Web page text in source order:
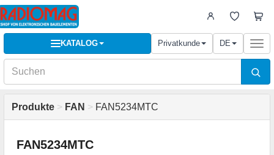
KATALOG Privatkunde DE
Produkte > FAN > FAN5234MTC
FAN5234MTC